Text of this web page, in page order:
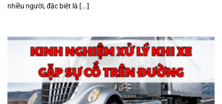
nhiều người, đặc biệt là [...]